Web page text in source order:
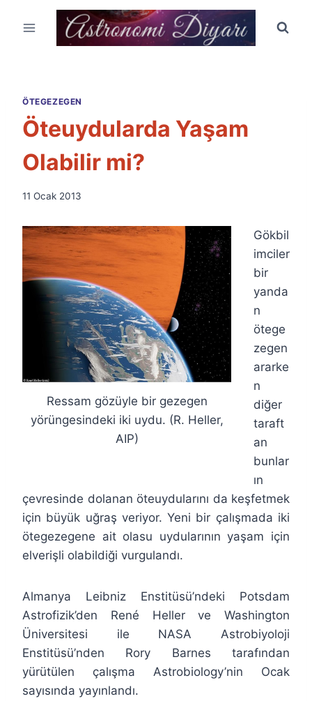
ÖTEGEZEGEN
Öteuydularda Yaşam
Olabilir mi?
By
Fuat
Özyar
11 Ocak 2013
Ressam gözüyle bir gezegen
yörüngesindeki iki uydu. (R. Heller,
AIP)
Gökbil
imciler
bir
yanda
n
ötege
zegen
ararke
n
diğer
taraft
an
bunlar
ın
çevresinde dolanan öteuydularını da keşfetmek
için büyük uğraş veriyor. Yeni bir çalışmada iki
ötegezegene ait olasu uydularının yaşam için
elverişli olabildiği vurgulandı.
Almanya Leibniz Enstitüsü’ndeki Potsdam
Astrofizik’den René Heller ve Washington
Üniversitesi ile NASA Astrobiyoloji
Enstitüsü’nden Rory Barnes tarafından
yürütülen çalışma Astrobiology’nin Ocak
sayısında yayınlandı.